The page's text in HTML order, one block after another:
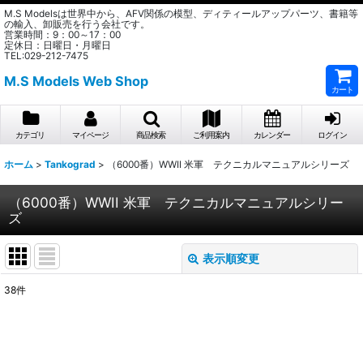
M.S Modelsは世界中から、AFV関係の模型、ディティールアップパーツ、書籍等
の輸入、卸販売を行う会社です。
営業時間：9：00～17：00
定休日：日曜日・月曜日
TEL:029-212-7475
M.S Models Web Shop
カート
カテゴリ マイページ 商品検索 ご利用案内 カレンダー ログイン
ホーム > Tankograd > （6000番）WWII 米軍 テクニカルマニュアルシリーズ
（6000番）WWII 米軍 テクニカルマニュアルシリー
ズ
表示順変更
38件